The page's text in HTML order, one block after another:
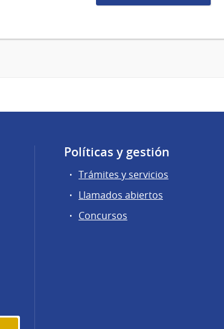
Políticas y gestión
Trámites y servicios
Llamados abiertos
Concursos